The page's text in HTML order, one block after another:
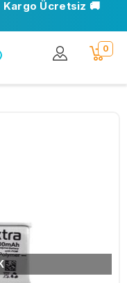
Ücretsiz 🚚
0